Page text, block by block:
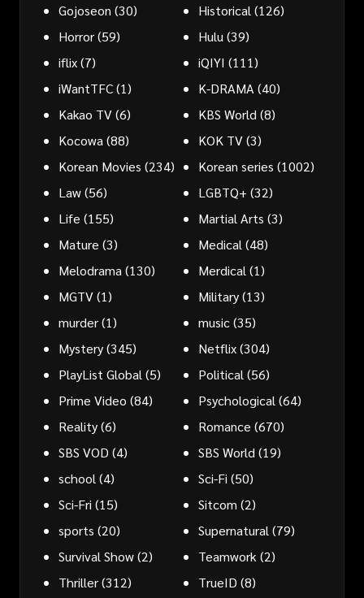
Gojoseon (30) Historical (126)
Horror(59) Hulu (39)
iflix(7) iQIYI (111)
iWantTFC(1) K-DRAMA (40)
Kakao TV(6) KBS World (8)
Kocowa (88) KOK TV(3)
Korean Movies (234) Korean series (1002)
Law(56) LGBTQ+ (32)
Life (155) Martial Arts (3)
Mature (3) Medical (48)
Melodrama (130) Merdical (1)
MGTV(1) Military(13)
murder(1) music(35)
Mystery(345) Netflix(304)
PlayList Global (5) Political (56)
Prime Video (84) Psychological (64)
Reality(6) Romance (670)
SBS VOD (4) SBS World (19)
school (4) Sci-Fi (50)
Sci-Fri (15) Sitcom (2)
sports (20) Supernatural (79)
Survival Show(2) Teamwork (2)
Thriller(312) TrueID (8)